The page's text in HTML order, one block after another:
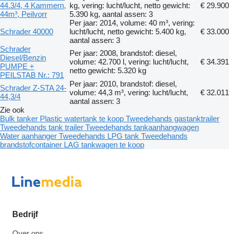
44.3/4, 4 Kammern,
44m³, Peilvorr
kg, vering: lucht/lucht, netto gewicht:
5.390 kg, aantal assen: 3
€ 29.900
Schrader 40000
Per jaar: 2014, volume: 40 m³, vering:
lucht/lucht, netto gewicht: 5.400 kg,
aantal assen: 3
€ 33.000
Schrader
Diesel/Benzin
PUMPE +
PEILSTAB Nr.: 791
Per jaar: 2008, brandstof: diesel,
volume: 42.700 l, vering: lucht/lucht,
netto gewicht: 5.320 kg
€ 34.391
Schrader Z-STA 24-
44,3/4
Per jaar: 2010, brandstof: diesel,
volume: 44,3 m³, vering: lucht/lucht,
aantal assen: 3
€ 32.011
Zie ook
Bulk tanker Plastic watertank te koop Tweedehands gastanktrailer
Tweedehands tank trailer Tweedehands tankaanhangwagen
Water aanhanger Tweedehands LPG tank Tweedehands
brandstofcontainer LAG tankwagen te koop
Bedrijf